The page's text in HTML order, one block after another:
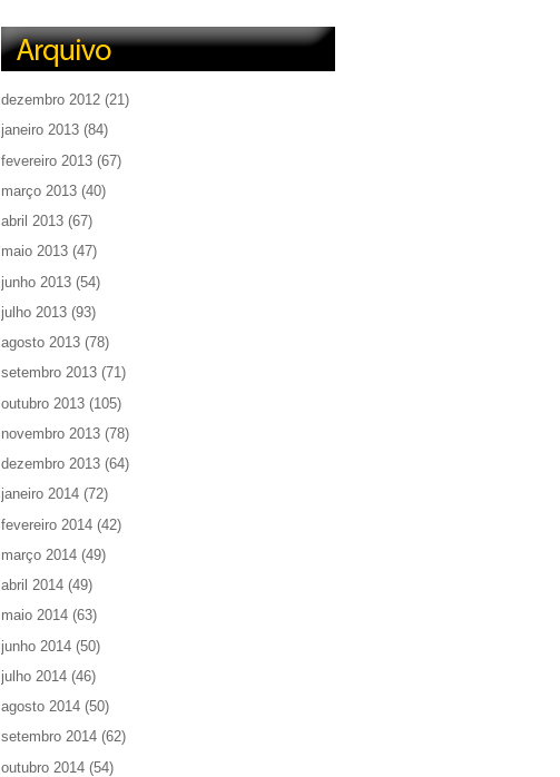
dezembro 2012 (21)
janeiro 2013 (84)
fevereiro 2013 (67)
março 2013 (40)
abril 2013 (67)
maio 2013 (47)
junho 2013 (54)
julho 2013 (93)
agosto 2013 (78)
setembro 2013 (71)
outubro 2013 (105)
novembro 2013 (78)
dezembro 2013 (64)
janeiro 2014 (72)
fevereiro 2014 (42)
março 2014 (49)
abril 2014 (49)
maio 2014 (63)
junho 2014 (50)
julho 2014 (46)
agosto 2014 (50)
setembro 2014 (62)
outubro 2014 (54)